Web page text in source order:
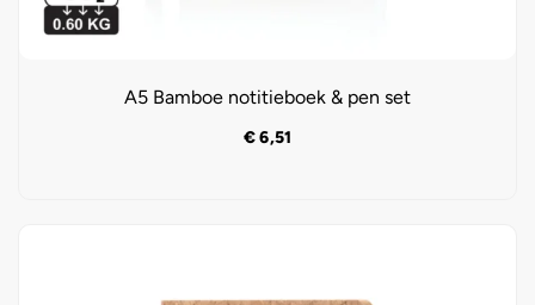
A5 Bamboe notitieboek & pen set
€6,51